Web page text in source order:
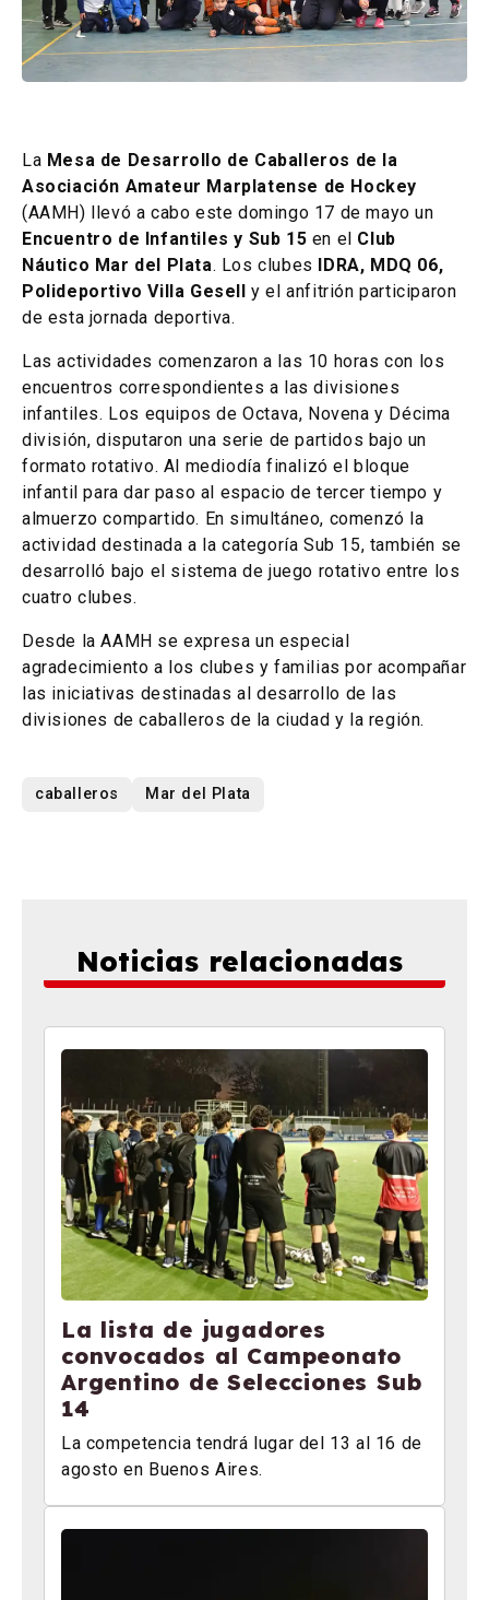
La Mesa de Desarrollo de Caballeros de la
Asociación Amateur Marplatense de Hockey
(AAMH) llevó a cabo este domingo 17 de mayo un
Encuentro de Infantiles y Sub 15 en el Club
Náutico Mar del Plata. Los clubes IDRA, MDQ 06,
Polideportivo Villa Geselly el anfitrión participaron
de esta jornada deportiva.
Las actividades comenzaron a las 10 horas con los
encuentros correspondientes a las divisiones
infantiles. Los equipos de Octava, Novena y Décima
división, disputaron una serie de partidos bajo un
formato rotativo. Al mediodía finalizó el bloque
infantil para dar paso al espacio de tercer tiempo y
almuerzo compartido. En simultáneo, comenzó la
actividad destinada a la categoría Sub 15, también se
desarrolló bajo el sistema de juego rotativo entre los
cuatro clubes.
Desde la AAMH se expresa un especial
agradecimiento a los clubes y familias por acompañar
las iniciativas destinadas al desarrollo de las
divisiones de caballeros de la ciudad y la región.
caballeros Mar del Plata
Noticias relacionadas
La lista de jugadores
convocados al Campeonato
Argentino de Selecciones Sub
14
La competencia tendrá lugar del 13 al 16 de
agosto en Buenos Aires.